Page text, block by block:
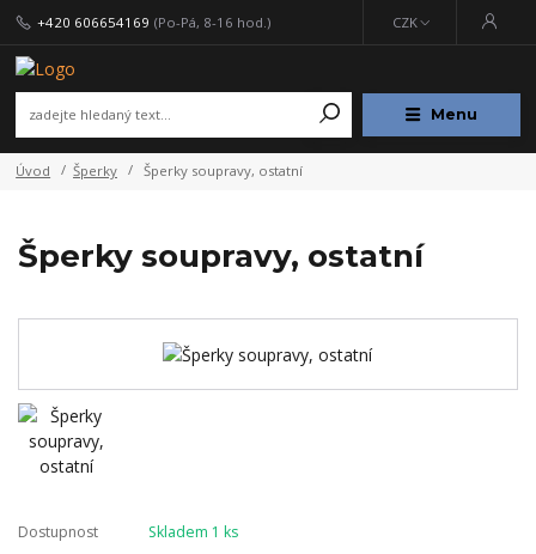
Menu
CZK
+420 606654169 (Po-Pá, 8-16 hod.)
Úvod Šperky Šperky soupravy, ostatní
Šperky soupravy, ostatní
Dostupnost Skladem 1 ks